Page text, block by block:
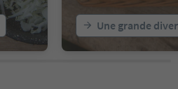
Une grande